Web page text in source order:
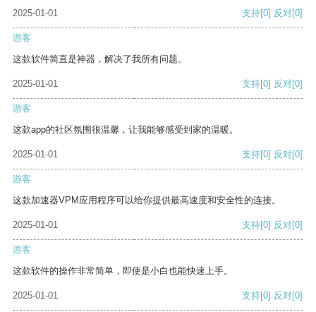
2025-01-01 支持[0] 反对[0]
游客
这款软件简直是神器，解决了我所有问题。
2025-01-01 支持[0] 反对[0]
游客
这款app的社区氛围很温馨，让我能够感受到家的温暖。
2025-01-01 支持[0] 反对[0]
游客
这款加速器VPM应用程序可以给你提供最高速度和安全性的连接。
2025-01-01 支持[0] 反对[0]
游客
这款软件的操作非常简单，即使是小白也能快速上手。
2025-01-01 支持[0] 反对[0]